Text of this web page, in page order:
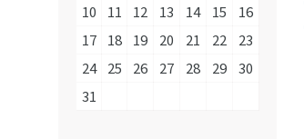
10
11 12 13 14 15
16
17
18 19 20 21 22
23
24
25 26 27 28 29
30
31